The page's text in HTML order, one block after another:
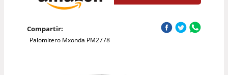
Compartir:
Palomitero Mxonda PM2778